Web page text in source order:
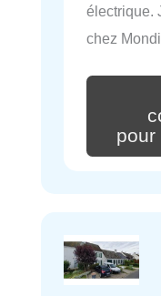
électrique.
chez
pour